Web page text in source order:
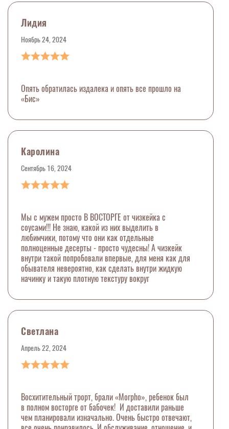
Лидия
Ноябрь 24, 2024
Опять обратилась издалека и опять все прошло на
«Бис»
Каролина
Сентябрь 16, 2024
Мы с мужем просто В ВОСТОРГЕ от чизкейка с
соусами!!! Не знаю, какой из них выделить в
любимчики, потому что они как отдельные
полноценные десерты - просто чудесны! А чизкейк
внутри такой попробовали впервые, для меня как для
обывателя невероятно, как сделать внутри жидкую
начинку и такую плотную текстуру вокруг
Светлана
Апрель 22, 2024
Восхитительный трорт, брали «Morpho», ребенок был
в полном восторге от бабочек! И доставили раньше
чем планировали изначально. Очень быстро отвечают,